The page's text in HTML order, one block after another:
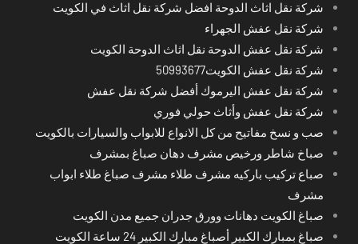
شركة نقل اثاث الدوحة افضل شركة نقل اثاث في الكويت
شركة نقل عفش الجهراء
شركة نقل عفش الدوحة نقل اثاث الدوحة الكويت
شركة نقل عفش الكويت50993677
شركة نقل عفش اليرموك أفضل شركة نقل عفش
شركة نقل عفش وأثاث حولي فوري
صب و نسخ مفاتيح من كل الانواع للابواب والسيارات بالكويت
صباخ شاطر ورخيص مشرف دهان صباغ بمشرف
صباع تركيب باركيه مشرف طلاء مشرف صباغ طلاء ابواب
مشرف
صباغ الكويت دهانات وورق جدران جميع مدن الكويت
صباغ بمبارك الكبير أصباغ مبارك الكبير 24 ساعة الكويت